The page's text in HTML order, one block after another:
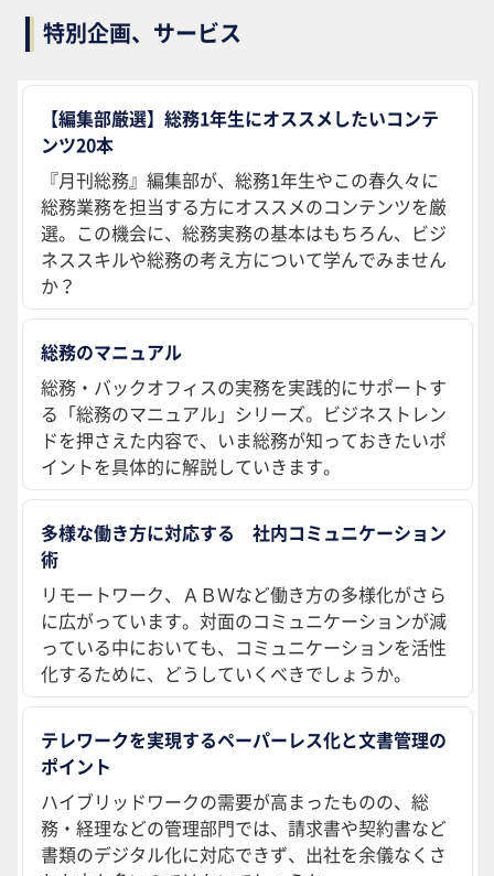
特別企画、サービス
【編集部厳選】総務1年生にオススメしたいコンテ
ンツ20本
『月刊総務』編集部が、総務1年生やこの春久々に
総務業務を担当する方にオススメのコンテンツを厳
選。この機会に、総務実務の基本はもちろん、ビジ
ネススキルや総務の考え方について学んでみません
か？
総務のマニュアル
総務・バックオフィスの実務を実践的にサポートす
る「総務のマニュアル」シリーズ。ビジネストレン
ドを押さえた内容で、いま総務が知っておきたいポ
イントを具体的に解説していきます。
多様な働き方に対応する 社内コミュニケーション
術
リモートワーク、ＡＢＷなど働き方の多様化がさら
に広がっています。対面のコミュニケーションが減
っている中においても、コミュニケーションを活性
化するために、どうしていくべきでしょうか。
テレワークを実現するペーパーレス化と文書管理の
ポイント
ハイブリッドワークの需要が高まったものの、総
務・経理などの管理部門では、請求書や契約書など
書類のデジタル化に対応できず、出社を余儀なくさ